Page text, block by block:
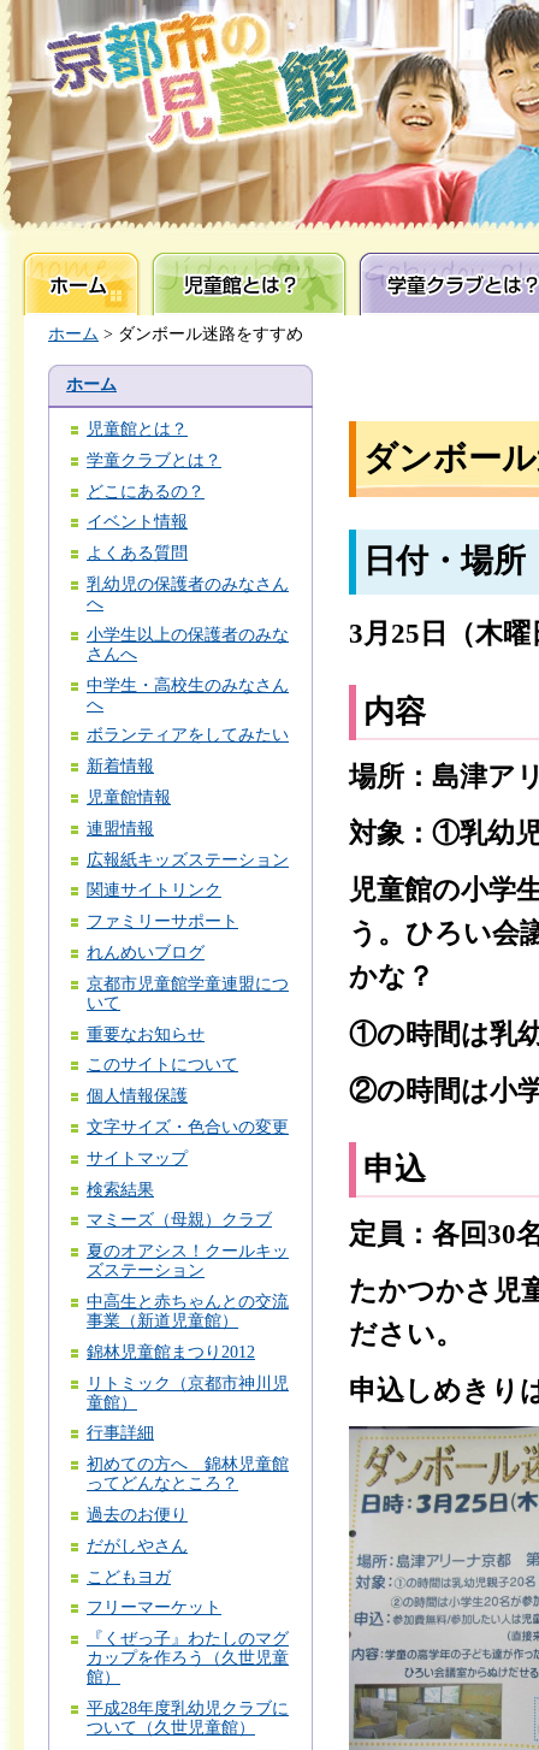
ホーム 児童館とは？ 学童クラブとは？
ホーム > ダンボール迷路をすすめ
ホーム
児童館とは？
学童クラブとは？
どこにあるの？
イベント情報
よくある質問
乳幼児の保護者のみなさん
へ
小学生以上の保護者のみな
さんへ
中学生・高校生のみなさん
へ
ボランティアをしてみたい
新着情報
児童館情報
連盟情報
広報紙キッズステーション
関連サイトリンク
ファミリーサポート
れんめいブログ
京都市児童館学童連盟につ
いて
重要なお知らせ
このサイトについて
個人情報保護
文字サイズ・色合いの変更
サイトマップ
検索結果
マミーズ（母親）クラブ
夏のオアシス！クールキッ
ズステーション
中高生と赤ちゃんとの交流
事業（新道児童館）
錦林児童館まつり2012
リトミック（京都市神川児
童館）
行事詳細
初めての方へ 錦林児童館
ってどんなところ？
過去のお便り
だがしやさん
こどもヨガ
フリーマーケット
『くぜっ子』わたしのマグ
カップを作ろう（久世児童
館）
平成28年度乳幼児クラブに
ついて（久世児童館）
ダンボー
日付・場所
3月25日（木
内容
場所：島津ア
対象：①乳幼
児童館の小学
う。ひろい会
かな？
①の時間は乳
②の時間は小
申込
定員：各回30
たかつかさ児
ださい。
申込しめきり